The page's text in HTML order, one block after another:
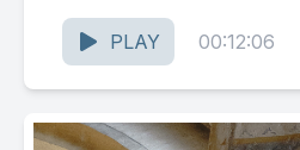
als thema: ‘De politieke
kerk...PLAY 00:12:06